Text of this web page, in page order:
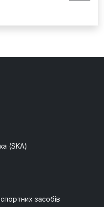
(SKA)
засобів